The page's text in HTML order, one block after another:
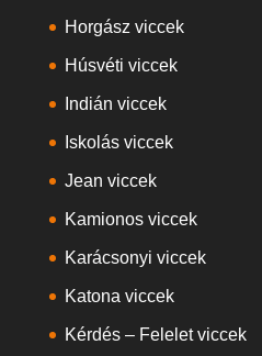
Horgász viccek
Húsvéti viccek
Indián viccek
Iskolás viccek
Jean viccek
Kamionos viccek
Karácsonyi viccek
Katona viccek
Kérdés – Felelet viccek